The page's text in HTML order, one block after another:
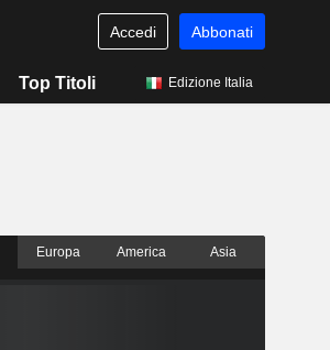
Accedi Abbonati
Top Titoli Edizione Italia
Europa America Asia